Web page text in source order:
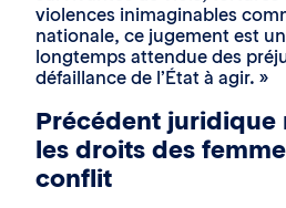
violences inimaginables
nationale, ce jugement est
longtemps attendue des
défaillance de l’État à agir. »
Précédent juridique
les droits des
conflit